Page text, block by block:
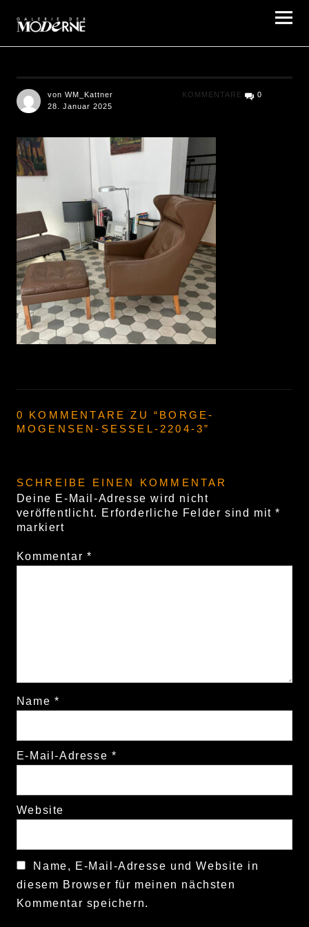
von WM_Kattner
28. Januar 2025
KOMMENTARE 0
0 KOMMENTARE ZU “ BORGE-
MOGENSEN-SESSEL-2204-3”
SCHREIBE EINEN KOMMENTAR
Deine E-Mail-Adresse wird nicht
veröffentlicht. Erforderliche Felder sind mit*
markiert
Kommentar *
Name *
E-Mail-Adresse *
Website
Name, E-Mail-Adresse und Website in
diesem Browser für meinen nächsten
Kommentar speichern.